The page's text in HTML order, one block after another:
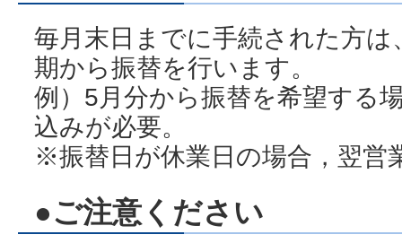
毎月末日までに手続された方
期から振替を行います。
例）5月分から振替を希望する
込みが必要。
※振替日が休業日の場合，翌営
●ご注意ください